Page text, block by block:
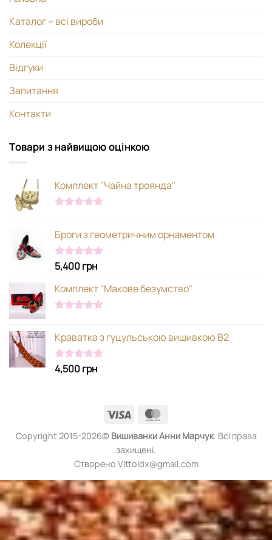
Каталог – всі вироби
Колекції
Відгуки
Запитання
Контакти
Товари з найвищою оцінкою
Комплект "Чайна троянда"
Броги з геометричним орнаментом
Оцінено в
5.00
з 5
5,400грн
Комплект "Макове безумство"
Краватка з гуцульською вишивкою В2
Оцінено в
5.00
з 5
4,500грн
Visa
Copyright 2015-2026© ВишиванкиАнни Марчук. Всі права
захищені.
Створено Vittoldx@gmail.com